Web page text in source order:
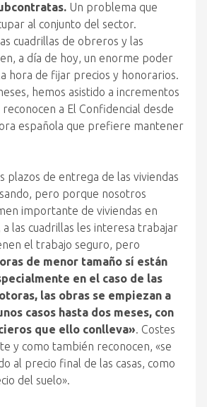
Un problema que
al conjunto del sector.
cuadrillas de obreros y las
a día de hoy, un enorme poder
hora de fijar precios y honorarios.
hemos asistido a incrementos
reconocen a El Confidencial desde
española que prefiere mantener
plazos de entrega de las viviendas
pero porque nosotros
importante de viviendas en
las cuadrillas les interesa trabajar
el trabajo seguro, pero
de menor tamaño sí están
en el caso de las
las obras se empiezan a
casos hasta dos meses, con
que ello conlleva». Costes
y como también reconocen, «se
al precio final de las casas, como
del suelo».